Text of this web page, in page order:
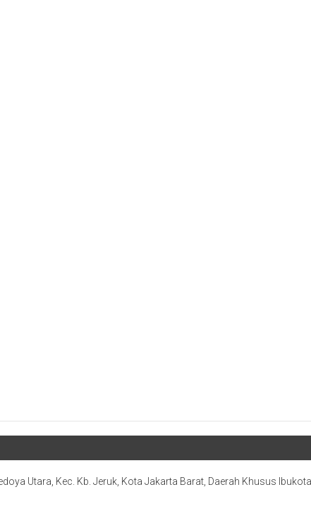
Utara, Kec. Kb. Jeruk, Kota Jakarta Barat, Daerah Khusus